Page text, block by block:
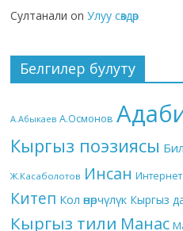
Султанали onУлуу сөздөр
Белгилер булуту
А.Абыкаев А.Осмонов
Кыргыз поэзиясы
Ж.Касаболотов Инсан Интернет
Китеп Кол өнөрчүлүк Кыргыз
Кыргыз тили Манас